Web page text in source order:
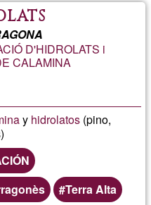
D'HIDROLATS i
CALAMINA
y hidrolatos (pino,
Terra Alta